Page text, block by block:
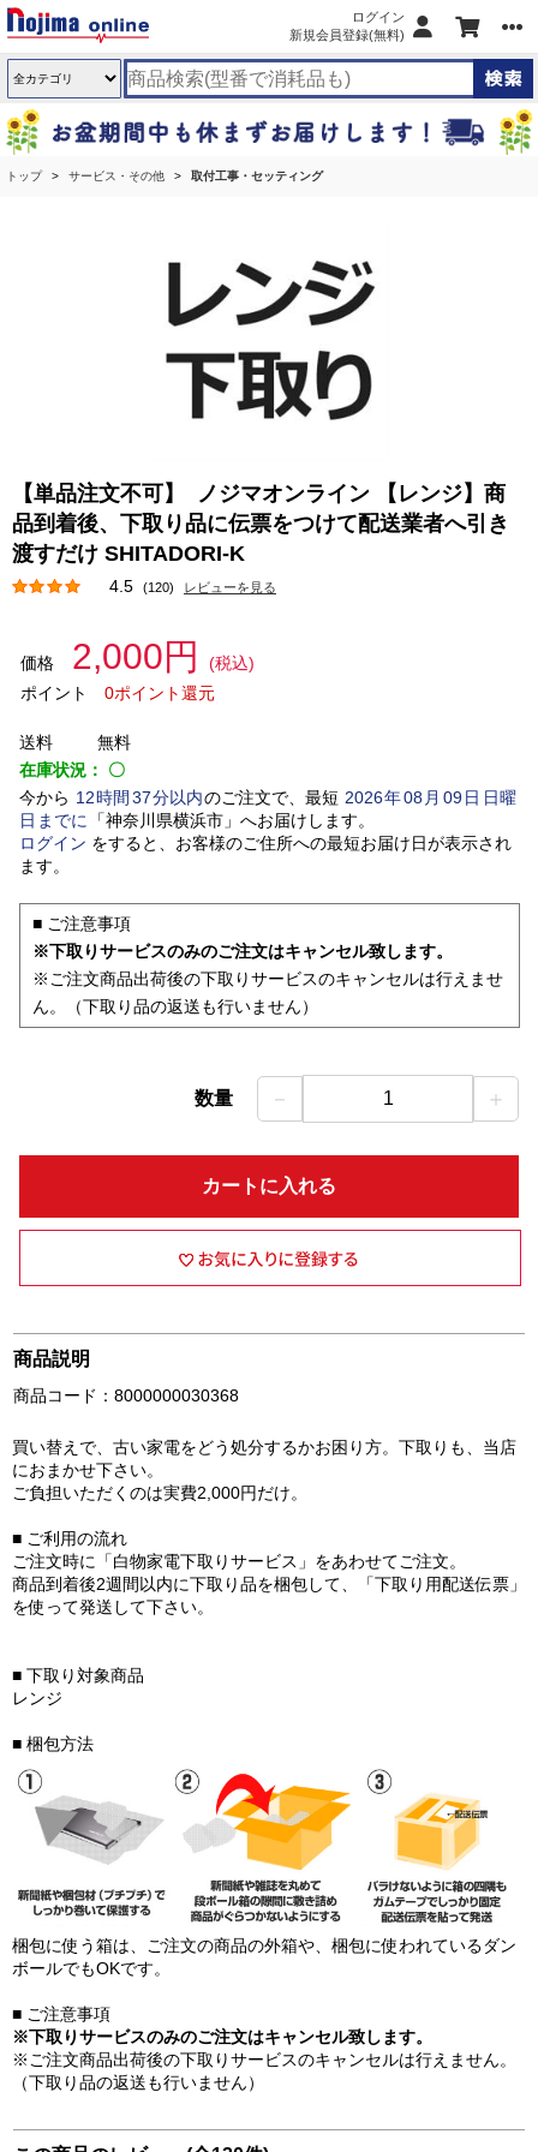
ログイン
新規会員登録(無料)
トップ サービス・その他 取付工事・セッティング
【単品注文不可】 ノジマオンライン 【レンジ】商
品到着後、下取り品に伝票をつけて配送業者へ引き
渡すだけ SHITADORI-K
4.5 (120) レビューを見る
価格 2,000円
(税込)
ポイント
0ポイント還元
送料
無料
在庫状況： 〇
今から 12時間 37分以内のご注文で、最短 2026年08 月 09日日曜
日 までに 「神奈川県横浜市」 へお届けします。
ログイン をすると、お客様のご住所への最短お届け日が表示され
ます。
■ ご注意事項
※下取りサービスのみのご注文はキャンセル致します。
※ご注文商品出荷後の下取りサービスのキャンセルは行えませ
ん。（下取り品の返送も行いません）
数量 － 1 ＋
カートに入れる
商品説明
商品コード：8000000030368
買い替えで、古い家電をどう処分するかお困り方。下取りも、当店
におまかせ下さい。
ご負担いただくのは実費2,000円だけ。
■ ご利用の流れ
ご注文時に「白物家電下取りサービス」をあわせてご注文。
商品到着後2週間以内に下取り品を梱包して、「下取り用配送伝票」
を使って発送して下さい。
■ 下取り対象商品
レンジ
■ 梱包方法
梱包に使う箱は、ご注文の商品の外箱や、梱包に使われているダン
ボールでもOKです。
■ ご注意事項
※下取りサービスのみのご注文はキャンセル致します。
※ご注文商品出荷後の下取りサービスのキャンセルは行えません。
（下取り品の返送も行いません）